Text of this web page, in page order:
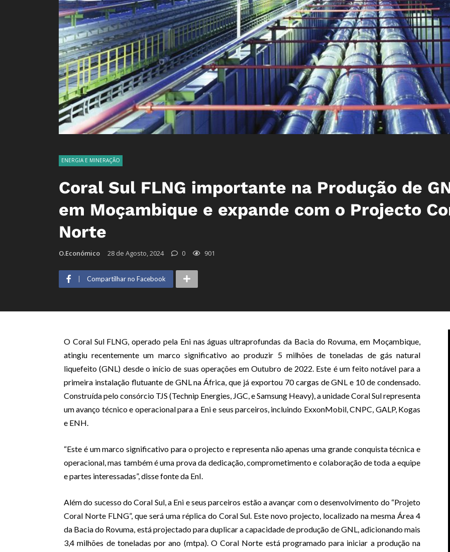
ENERGIA E MINERAÇÃO
Coral Sul FLNG importante na Produção de
em Moçambique e expande com o Projecto
Norte
O.Económico 28 de Agosto, 2024 0 901
Compartilhar no Facebook
O Coral Sul FLNG, operado pela Eni nas águas ultraprofundas da Bacia do Rovuma, em Moçambique,
atingiu recentemente um marco significativo ao produzir 5 milhões de toneladas de gás natural
liquefeito (GNL) desde o início de suas operações em Outubro de 2022. Este é um feito notável para a
primeira instalação flutuante de GNL na África, que já exportou 70 cargas de GNL e 10 de condensado.
Construída pelo consórcio TJS (Technip Energies, JGC, e Samsung Heavy), a unidade Coral Sul representa
um avanço técnico e operacional para a Eni e seus parceiros, incluindo ExxonMobil, CNPC, GALP, Kogas
e ENH.
“Este é um marco significativo para o projecto e representa não apenas uma grande conquista técnica e
operacional, mas também é uma prova da dedicação, comprometimento e colaboração de toda a equipe
e partes interessadas”, disse fonte da EnI.
Além do sucesso do Coral Sul, a Eni e seus parceiros estão a avançar com o desenvolvimento do “Projeto
Coral Norte FLNG”, que será uma réplica do Coral Sul. Este novo projecto, localizado na mesma Área 4
da Bacia do Rovuma, está projectado para duplicar a capacidade de produção de GNL, adicionando mais
3,4 milhões de toneladas por ano (mtpa). O Coral Norte está programado para iniciar a produção na